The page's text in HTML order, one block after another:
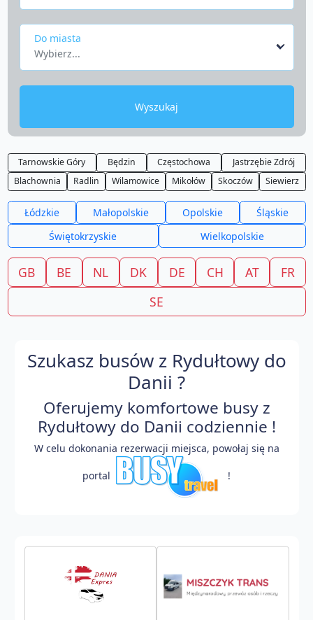
Do miasta
Wybierz...
Wyszukaj
Tarnowskie Góry Będzin Częstochowa
Jastrzębie Zdrój
Blachownia
Radlin Wilamowice Mikołów Skoczów Siewierz
Łódzkie Małopolskie Opolskie
Śląskie
Świętokrzyskie
Wielkopolskie
GB BE NL DK DE CH AT
FR
SE
Szukasz busów z Rydułtowy do
Danii ?
Oferujemy komfortowe busy z
Rydułtowy do Danii codziennie !
W celu dokonania rezerwacji miejsca, powołaj się na
portal !